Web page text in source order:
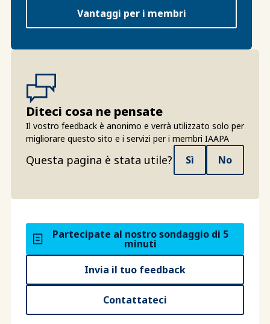
Vantaggi per i membri
Diteci cosa ne pensate
Il vostro feedback è anonimo e verrà utilizzato solo per
migliorare questo sito e i servizi per i membri IAAPA
Questa pagina è stata utile? Sì No
Partecipate al nostro sondaggio di 5
minuti
Invia il tuo feedback
Contattateci